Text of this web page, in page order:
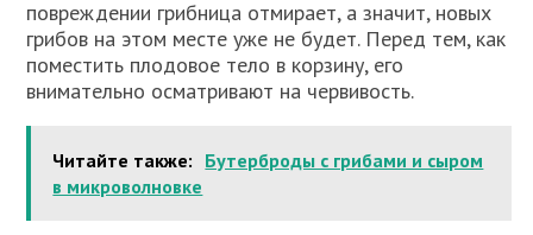
повреждении грибница отмирает, а значит, новых
грибов на этом месте уже не будет. Перед тем, как
поместить плодовое тело в корзину, его
внимательно осматривают на червивость.
Читайте также: Бутерброды с грибами и сыром
в микроволновке